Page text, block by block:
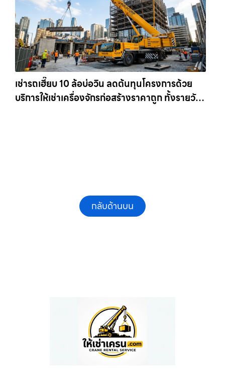
เช่ารถเฮี๊ยบ 10 ล้อบ่อวิน ลดต้นทุนโครงการด้วย
บริการให้เช่าเครื่องจักรก่อสร้างราคาถูก ทั้งรายวัน
กลับด้านบน